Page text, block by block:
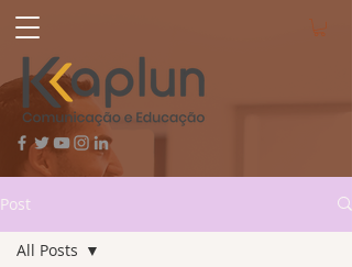
Post
All Posts